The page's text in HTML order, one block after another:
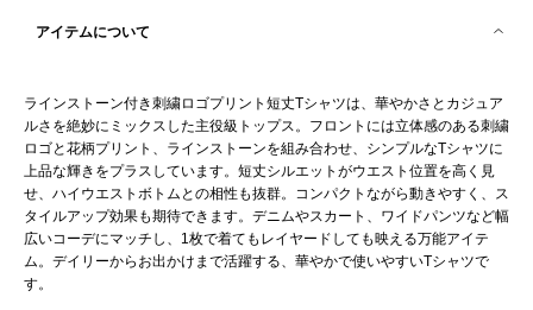
アイテムについて
ラインストーン付き刺繍ロゴプリント短丈Tシャツは、華やかさとカジュア
ルさを絶妙にミックスした主役級トップス。フロントには立体感のある刺繍
ロゴと花柄プリント、ラインストーンを組み合わせ、シンプルなTシャツに
上品な輝きをプラスしています。短丈シルエットがウエスト位置を高く見
せ、ハイウエストボトムとの相性も抜群。コンパクトながら動きやすく、ス
タイルアップ効果も期待できます。デニムやスカート、ワイドパンツなど幅
広いコーデにマッチし、1枚で着てもレイヤードしても映える万能アイテ
ム。デイリーからお出かけまで活躍する、華やかで使いやすいTシャツで
す。